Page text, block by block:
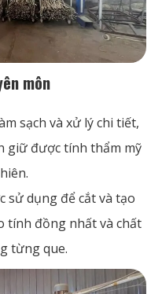
môn
sạch và xử lý chi tiết,
giữ được tính thẩm mỹ
sử dụng để cắt và tạo
tính đồng nhất và chất
từng que.